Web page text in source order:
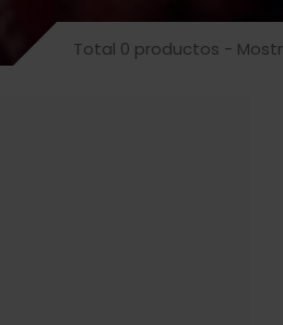
Total 0 productos -